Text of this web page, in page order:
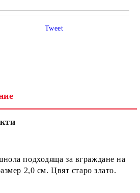
Tweet
подходяща за вграждане на
2,0 см. Цвят старо злато.